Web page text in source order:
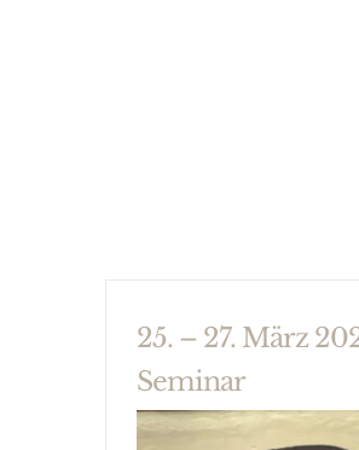
25. – 27. März
Seminar